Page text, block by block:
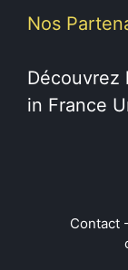
Nos
Découvrez
in France
Contact-